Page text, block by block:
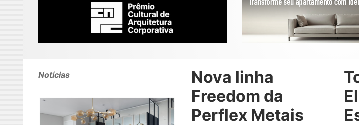
Nova linha
Freedom da
Perflex Metais
Notícias